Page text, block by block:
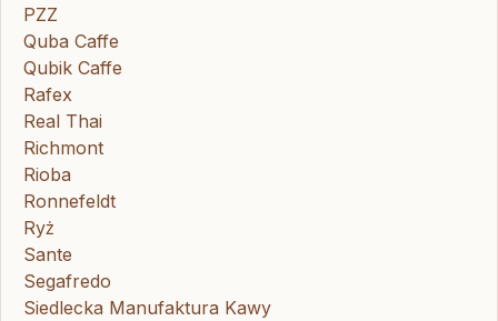
PZZ
Quba Caffe
Qubik Caffe
Rafex
Real Thai
Richmont
Rioba
Ronnefeldt
Ryż
Sante
Segafredo
Siedlecka Manufaktura Kawy